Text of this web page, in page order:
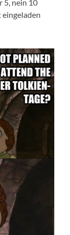
5, nein 10
eingeladen